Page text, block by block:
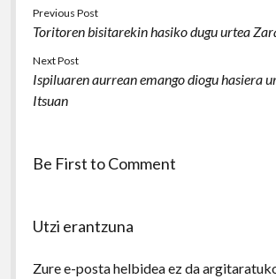
Previous Post
Toritoren bisitarekin hasiko dugu urtea
Next Post
Ispiluaren aurrean emango diogu hasiera
Itsuan
Be First to Comment
Utzi erantzuna
Zure e-posta helbidea ez da